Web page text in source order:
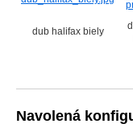
dub halifax biely
Navolená